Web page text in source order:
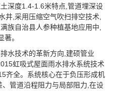
深度1.4-1.6米特点,管道埋深设
井,采用压缩空气吹扫排空技术,
族自治县人参种植基地应用中,
。
技术的革新方向,建硕管业
虹吸式屋面雨水排水系统技术
齐全。系统核心在于负压形成机
管道沿程阻力与局部阻力,在设